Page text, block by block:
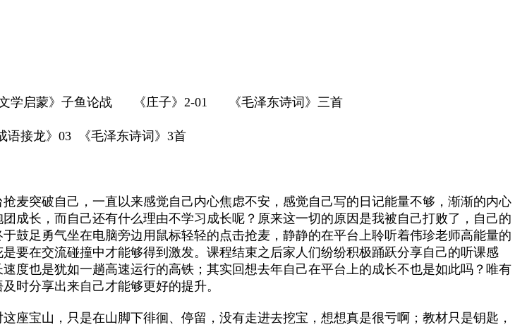
学启蒙》子鱼论战 《庄子》2-01 《毛泽东诗词》三首
接龙》03 《毛泽东诗词》3首
麦突破自己，一直以来感觉自己内心焦虑不安，感觉自己写的日记能量不够，渐渐的内心
成长，而自己还有什么理由不学习成长呢？原来这一切的原因是我被自己打败了，自己的
鼓足勇气坐在电脑旁边用鼠标轻轻的点击抢麦，静静的在平台上聆听着伟珍老师高能量的
要在交流碰撞中才能够得到激发。课程结束之后家人们纷纷积极踊跃分享自己的听课感
度也是犹如一趟高速运行的高铁；其实回想去年自己在平台上的成长不也是如此吗？唯有
时分享出来自己才能够更好的提升。
座宝山，只是在山脚下徘徊、停留，没有走进去挖宝，想想真是很亏啊；教材只是钥匙，